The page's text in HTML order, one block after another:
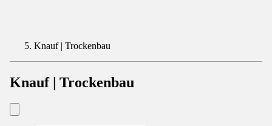
Knauf | Trockenbau
Knauf | Trockenbau